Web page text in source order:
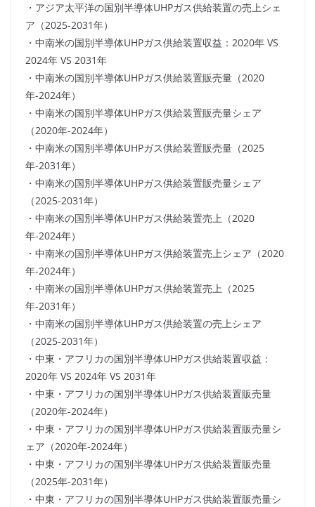
・アジア太平洋の国別半導体UHPガス供給装置の売上シェ
ア（2025-2031年）
・中南米の国別半導体UHPガス供給装置収益：2020年 VS
2024年 VS 2031年
・中南米の国別半導体UHPガス供給装置販売量（2020
年-2024年）
・中南米の国別半導体UHPガス供給装置販売量シェア
（2020年-2024年）
・中南米の国別半導体UHPガス供給装置販売量（2025
年-2031年）
・中南米の国別半導体UHPガス供給装置販売量シェア
（2025-2031年）
・中南米の国別半導体UHPガス供給装置売上（2020
年-2024年）
・中南米の国別半導体UHPガス供給装置売上シェア（2020
年-2024年）
・中南米の国別半導体UHPガス供給装置売上（2025
年-2031年）
・中南米の国別半導体UHPガス供給装置の売上シェア
（2025-2031年）
・中東・アフリカの国別半導体UHPガス供給装置収益：
2020年 VS 2024年 VS 2031年
・中東・アフリカの国別半導体UHPガス供給装置販売量
（2020年-2024年）
・中東・アフリカの国別半導体UHPガス供給装置販売量シ
ェア（2020年-2024年）
・中東・アフリカの国別半導体UHPガス供給装置販売量
（2025年-2031年）
・中東・アフリカの国別半導体UHPガス供給装置販売量シ